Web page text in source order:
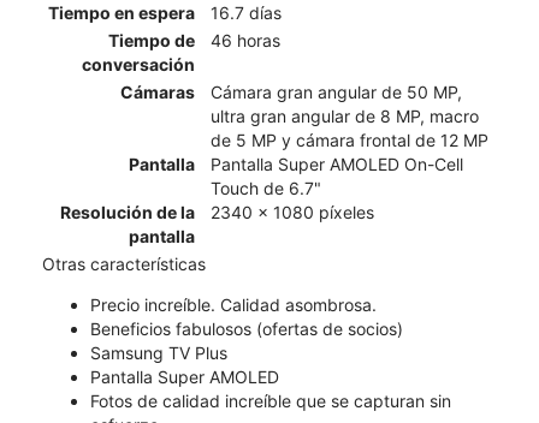
Tiempo en espera
16.7 días
Tiempo de
conversación
46 horas
Cámaras
Cámara gran angular de 50 MP,
ultra gran angular de 8 MP, macro
de 5 MP y cámara frontal de 12 MP
Pantalla
Pantalla Super AMOLED On-Cell
Touch de 6.7"
Resolución de la
pantalla
2340 x 1080 píxeles
Otras características
Precio increíble. Calidad asombrosa.
Beneficios fabulosos (ofertas de socios)
Samsung TV Plus
Pantalla Super AMOLED
Fotos de calidad increíble que se capturan sin